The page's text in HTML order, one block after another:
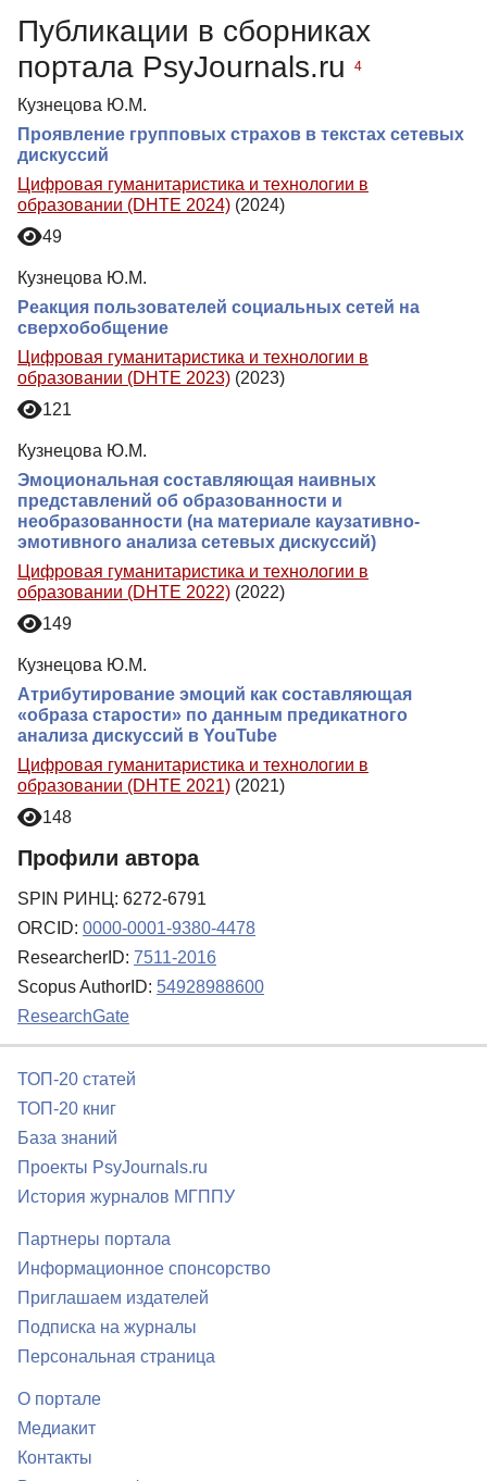
Публикации в сборниках
портала PsyJournals.ru
4
Кузнецова Ю.М.
Проявление групповых страхов в текстах сетевых
дискуссий
Цифровая гуманитаристика и технологии в
образовании (DHTE 2024) (2024)
49
Кузнецова Ю.М.
Реакция пользователей социальных сетей на
сверхобобщение
Цифровая гуманитаристика и технологии в
образовании (DHTE 2023) (2023)
121
Кузнецова Ю.М.
Эмоциональная составляющая наивных
представлений об образованности и
необразованности (на материале каузативно-
эмотивного анализа сетевых дискуссий)
Цифровая гуманитаристика и технологии в
образовании (DHTE 2022) (2022)
149
Кузнецова Ю.М.
Атрибутирование эмоций как составляющая
«образа старости» по данным предикатного
анализа дискуссий в YouTube
Цифровая гуманитаристика и технологии в
образовании (DHTE 2021) (2021)
148
Профили автора
SPIN РИНЦ: 6272-6791
ORCID: 0000-0001-9380-4478
ResearcherID: 7511-2016
Scopus AuthorID: 54928988600
ResearchGate
ТОП-20 статей
ТОП-20 книг
База знаний
Проекты PsyJournals.ru
История журналов МГППУ
Партнеры портала
Информационное спонсорство
Приглашаем издателей
Подписка на журналы
Персональная страница
О портале
Медиакит
Контакты